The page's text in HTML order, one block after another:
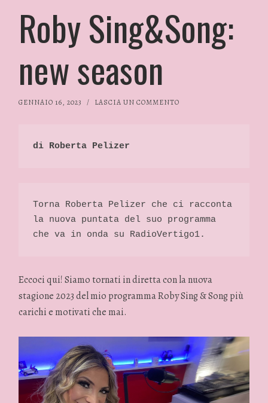
Roby Sing&Song:
new season
GENNAIO 16, 2023 / LASCIA UN COMMENTO
di Roberta Pelizer
Torna Roberta Pelizer che ci racconta
la nuova puntata del suo programma
che va in onda su RadioVertigo1.
Eccoci qui! Siamo tornati in diretta con la nuova
stagione 2023 del mio programma Roby Sing & Song più
carichi e motivati che mai.